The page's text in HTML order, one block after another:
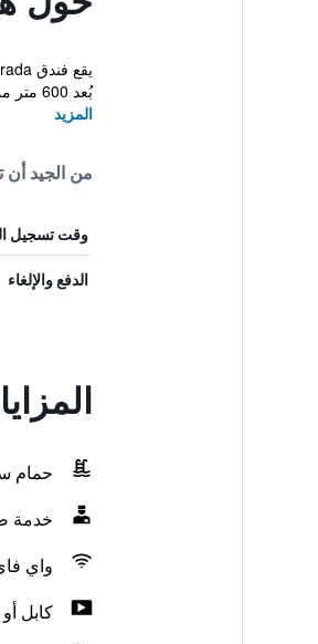
بُعد 600 متر من هناك. يمكن لضيوف فندق E Canoa Qu...
المزيد
من الجيد أن
وقت تسجيل
الدفع والإلغاء
حمام
خدمة
واي
كابل